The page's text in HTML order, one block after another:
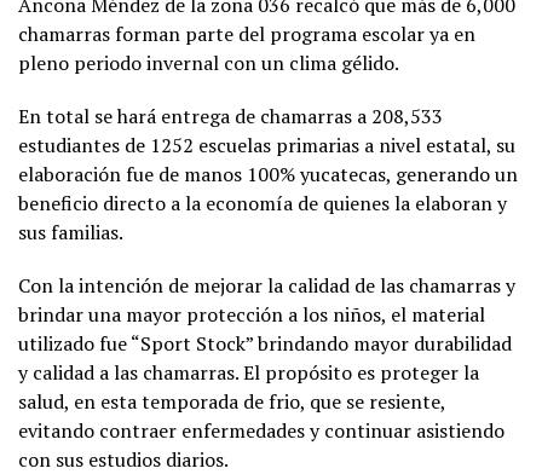
chamarras forman parte del programa escolar ya en
pleno periodo invernal con un clima gélido.
En total se hará entrega de chamarras a 208,533
estudiantes de 1252 escuelas primarias a nivel estatal, su
elaboración fue de manos 100% yucatecas, generando un
beneficio directo a la economía de quienes la elaboran y
sus familias.
Con la intención de mejorar la calidad de las chamarras y
brindar una mayor protección a los niños, el material
utilizado fue “Sport Stock” brindando mayor durabilidad
y calidad a las chamarras. El propósito es proteger la
salud, en esta temporada de frio, que se resiente,
evitando contraer enfermedades y continuar asistiendo
con sus estudios diarios.